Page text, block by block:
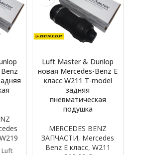
W219
Luft
Luft Master & Dunlop
новая Mercedes-Benz E
класс W211 T-model
задняя
пневматическая
подушка
MERCEDES BENZ
ЗАПЧАСТИ, Mercedes
Benz E класс, W211